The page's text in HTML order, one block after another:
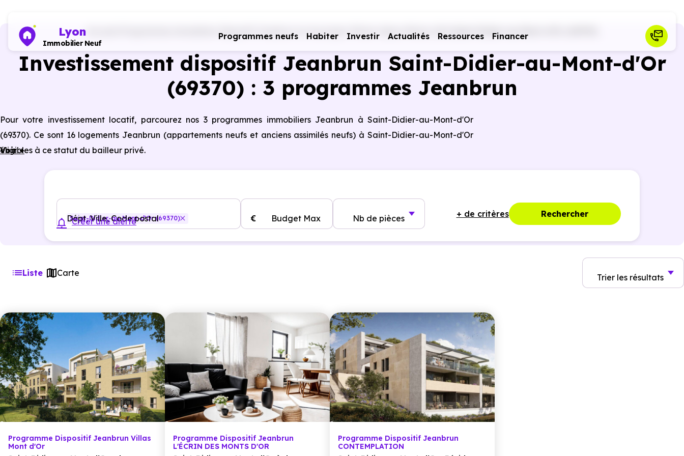
Lyon
Immobilier Neuf
Programmes neufs Habiter Investir Actualités Ressources Financer
Programmes immobiliers Dispositif Jeanbrun en Auvergne-Rhône-Alpes Rhône (69) Saint-Didier-au-Mont-d'Or (69370)
Investissement dispositif Jeanbrun Saint-Didier-au-Mont-d'Or
(69370) : 3 programmes Jeanbrun
Pour votre investissement locatif, parcourez nos 3 programmes immobiliers Jeanbrun à Saint-Didier-au-Mont-d'Or
(69370). Ce sont 16 logements Jeanbrun (appartements neufs et anciens assimilés neufs) à Saint-Didier-au-Mont-d'Or
éligibles à ce statut du bailleur privé.
Voir +
Dépt, Ville, Code postal
Saint-Didier-au-Mont-d'Or (69370) Budget Max
€ Nb de pièces + de critères Rechercher
Créer une alerte
Liste Carte Trier les résultats
Programme Dispositif Jeanbrun Villas
Mont d'Or
Programme Dispositif Jeanbrun
L'ÉCRIN DES MONTS D'OR
Programme Dispositif Jeanbrun
CONTEMPLATION